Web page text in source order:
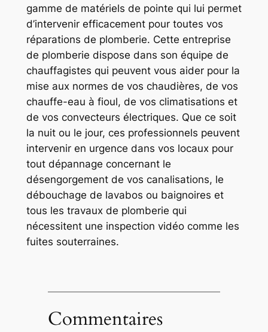
gamme de matériels de pointe qui lui permet
d’intervenir efficacement pour toutes vos
réparations de plomberie. Cette entreprise
de plomberie dispose dans son équipe de
chauffagistes qui peuvent vous aider pour la
mise aux normes de vos chaudières, de vos
chauffe-eau à fioul, de vos climatisations et
de vos convecteurs électriques. Que ce soit
la nuit ou le jour, ces professionnels peuvent
intervenir en urgence dans vos locaux pour
tout dépannage concernant le
désengorgement de vos canalisations, le
débouchage de lavabos ou baignoires et
tous les travaux de plomberie qui
nécessitent une inspection vidéo comme les
fuites souterraines.
Commentaires